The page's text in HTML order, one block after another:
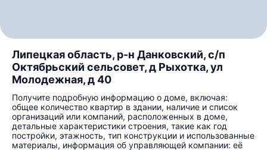
Липецкая область, р-н Данковский, с/п
Октябрьский сельсовет, д Рыхотка, ул
Молодежная, д 40
Получите подробную информацию о доме, включая:
общее количество квартир в здании, наличие и список
организаций или компаний, расположенных в доме,
детальные характеристики строения, такие как год
постройки, этажность, тип конструкции и использованные
материалы, информация об управляющей компании: её